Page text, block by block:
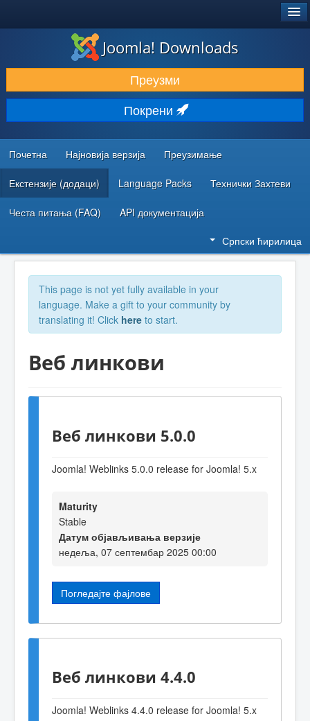
ПРЕУЗИМАЊЕ И ПРОШИРЕЊА (ЕКСТЕНЗИЈЕ)
ОТКРИЈТЕ И НАУЧИТЕ
ЗАЈЕДНИЦА И ПОДРШКА
РЕСУРСИ ЗА РАЗВОЈ
Joomla! Downloads
Преузми
Покрени
Почетна Најновија верзија Преузимање
Екстензије (додаци) Language Packs Технички Захтеви
Честа питања (FAQ) API документација
Српски ћирилица
This page is not yet fully available in your
language. Make a gift to your community by
translating it! Click here to start.
Веб линкови
Веб линкови 5.0.0
Joomla! Weblinks 5.0.0 release for Joomla! 5.x
Maturity
Stable
Датум објављивања верзије
недеља, 07 септембар 2025 00:00
Погледајте фајлове
Веб линкови 4.4.0
Joomla! Weblinks 4.4.0 release for Joomla! 5.x